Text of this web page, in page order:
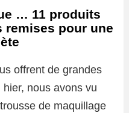
… 11 produits
remises pour une
offrent de grandes
nous avons vu
de maquillage